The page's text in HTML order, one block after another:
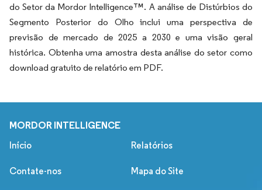
do Setor da Mordor Intelligence™. A análise de Distúrbios do
Segmento Posterior do Olho inclui uma perspectiva de
previsão de mercado de 2025 a 2030 e uma visão geral
histórica. Obtenha uma amostra desta análise do setor como
download gratuito de relatório em PDF.
MORDOR INTELLIGENCE
Início Relatórios
Contate-nos Mapa do Site